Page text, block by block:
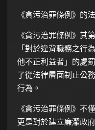
《貪污治罪條例》的
《貪污治罪條例》其
「對於違背職務之行
他不正利益者」的處
了從法律層面制止公
行為。
《貪污治罪條例》不
更是對於建立廉潔政